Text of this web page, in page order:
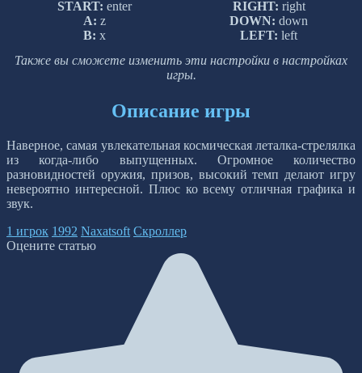
START: enter
A: z
B: x
RIGHT: right
DOWN: down
LEFT: left
Также вы сможете изменить эти настройки в настройках
игры.
Описание игры
Наверное, самая увлекательная космическая леталка-стрелялка
из когда-либо выпущенных. Огромное количество
разновидностей оружия, призов, высокий темп делают игру
невероятно интересной. Плюс ко всему отличная графика и
звук.
1 игрок 1992 Naxatsoft Скроллер
Оцените статью